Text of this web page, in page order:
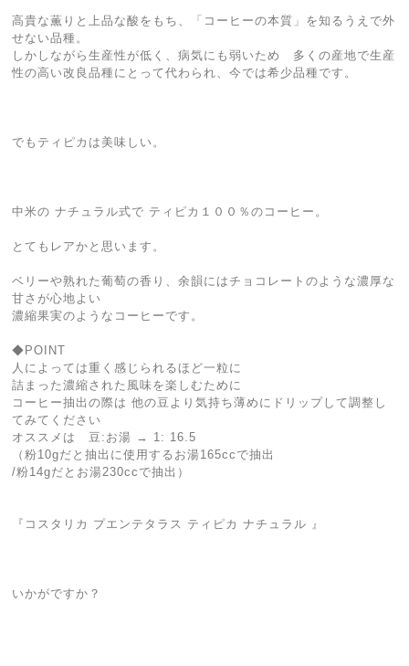
高貴な薫りと上品な酸をもち、「コーヒーの本質」を知るうえで外
せない品種。
しかしながら生産性が低く、病気にも弱いため 多くの産地で生産
性の高い改良品種にとって代わられ、今では希少品種です。
でもティピカは美味しい。
中米の ナチュラル式で ティピカ１００％のコーヒー。
とてもレアかと思います。
ベリーや熟れた葡萄の香り、余韻にはチョコレートのような濃厚な
甘さが心地よい
濃縮果実のようなコーヒーです。
◆POINT
人によっては重く感じられるほど一粒に
詰まった濃縮された風味を楽しむために
コーヒー抽出の際は 他の豆より気持ち薄めにドリップして調整し
てみてください
オススメは 豆:お湯 → 1: 16.5
（粉10gだと抽出に使用するお湯165ccで抽出
/粉14gだとお湯230ccで抽出）
『コスタリカ プエンテタラス ティピカ ナチュラル 』
いかがですか？